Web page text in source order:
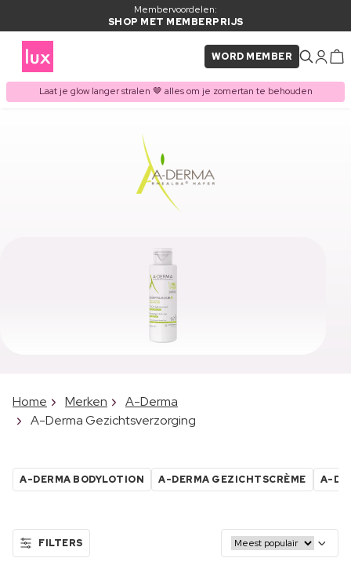
Membervoordelen:
SHOP MET MEMBERPRIJS
WORD MEMBER
Laat je glow langer stralen 🤎 alles om je zomertan te behouden
Home Merken
A-Derma
A-Derma Gezichtsverzorging
A-DERMA BODYLOTION A-DERMA GEZICHTSCRÈME A-
FILTERS